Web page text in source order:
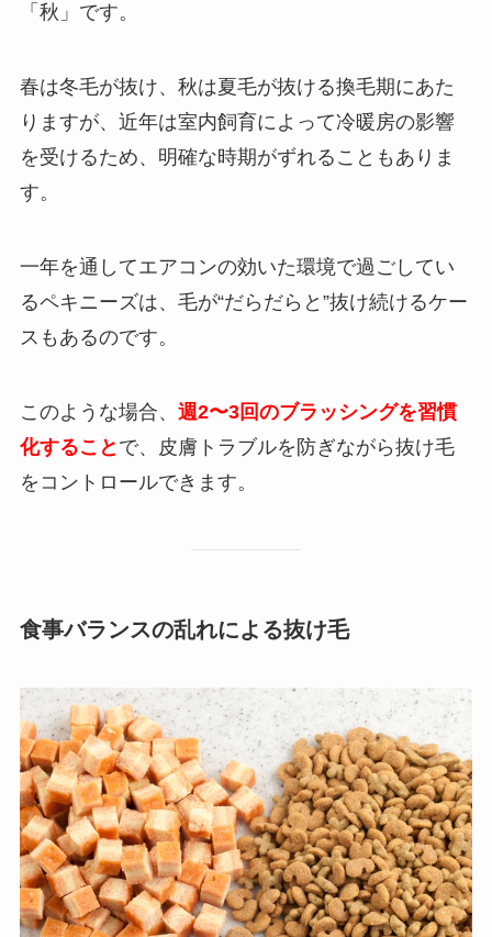
「秋」です。
春は冬毛が抜け、秋は夏毛が抜ける換毛期にあた
りますが、近年は室内飼育によって冷暖房の影響
を受けるため、明確な時期がずれることもありま
す。
一年を通してエアコンの効いた環境で過ごしてい
るペキニーズは、毛が“だらだらと”抜け続けるケー
スもあるのです。
このような場合、 週2〜3回のブラッシングを習慣
化すること で、皮膚トラブルを防ぎながら抜け毛
をコントロールできます。
食事バランスの乱れによる抜け毛